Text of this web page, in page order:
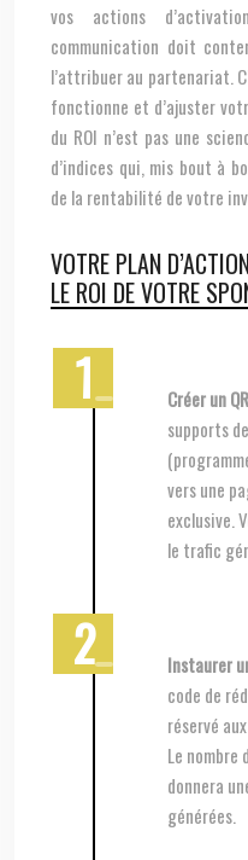
vos actions
communication doit
l’attribuer au partenariat.
fonctionne et d’ajuster
du ROI n’est pas une
d’indices qui, mis bout à
de la rentabilité de votre
VOTRE PLAN
LE ROI DE VOTRE
Créer un
supports
vers une
exclusive.
le trafic
Instaurer
code de
réservé
Le nombre
donnera
générées.